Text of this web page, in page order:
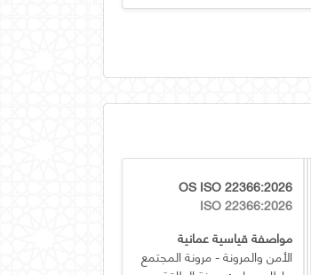
OS ISO 22366:2026
ISO 22366:2026
مواصفة قياسية عمانية
الأمن والمرونة - مرونة المجتمع